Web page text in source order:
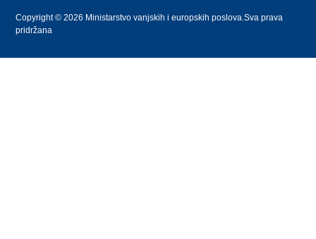
Copyright © 2026 Ministarstvo vanjskih i europskih poslova.Sva prava
pridržana